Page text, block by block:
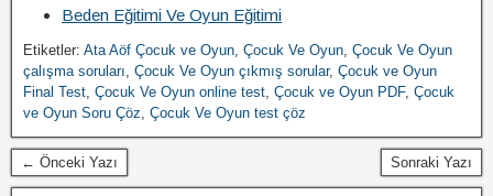
Beden Eğitimi Ve Oyun Eğitimi
Etiketler: Ata Aöf Çocuk ve Oyun, Çocuk Ve Oyun, Çocuk Ve Oyun
çalışma soruları, Çocuk Ve Oyun çıkmış sorular, Çocuk ve Oyun
Final Test, Çocuk Ve Oyun online test, Çocuk ve Oyun PDF, Çocuk
ve Oyun Soru Çöz, Çocuk Ve Oyun test çöz
← Önceki Yazı Sonraki Yazı